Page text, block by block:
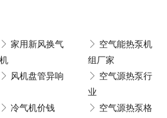
家用新风换气
机
空气能热泵机
组厂家
风机盘管异响
空气源热泵行
业
冷气机价钱
空气源热泵格